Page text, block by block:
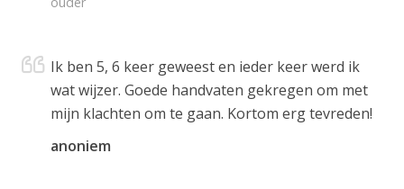
Ik ben 5, 6 keer geweest en ieder keer werd ik
wat wijzer. Goede handvaten gekregen om met
mijn klachten om te gaan. Kortom erg tevreden!
anoniem